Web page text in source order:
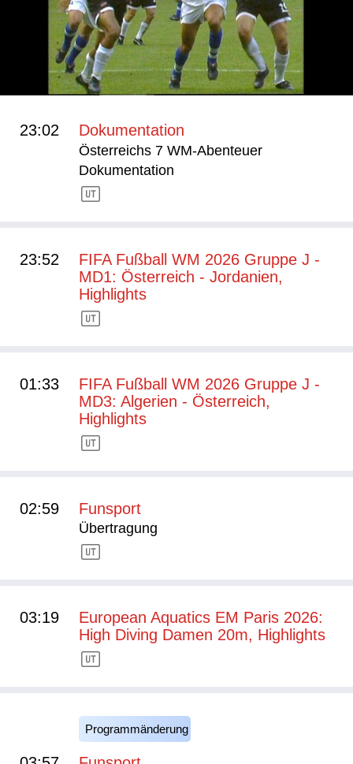
23:02 Dokumentation
Österreichs 7 WM-Abenteuer
Dokumentation
23:52
FIFA Fußball WM 2026 Gruppe J -
MD1: Österreich - Jordanien,
Highlights
01:33
FIFA Fußball WM 2026 Gruppe J -
MD3: Algerien - Österreich,
Highlights
02:59 Funsport
Übertragung
03:19
European Aquatics EM Paris 2026:
High Diving Damen 20m, Highlights
Programmänderung